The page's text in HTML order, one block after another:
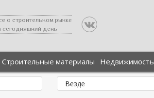
о строительном рынке
сегодняшний день
Строительные материалы Недвижимость